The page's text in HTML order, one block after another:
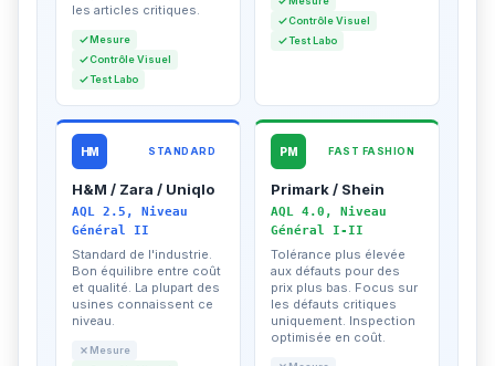
les articles critiques.
Mesure
Contrôle Visuel
Test Labo
Contrôle Visuel
Test Labo
HM STANDARD
H&M / Zara / Uniqlo
AQL 2.5, Niveau
Général II
Standard de l'industrie.
Bon équilibre entre coût
et qualité. La plupart des
usines connaissent ce
niveau.
Mesure
PM FAST FASHION
Primark / Shein
AQL 4.0, Niveau
Général I-II
Tolérance plus élevée
aux défauts pour des
prix plus bas. Focus sur
les défauts critiques
uniquement. Inspection
optimisée en coût.